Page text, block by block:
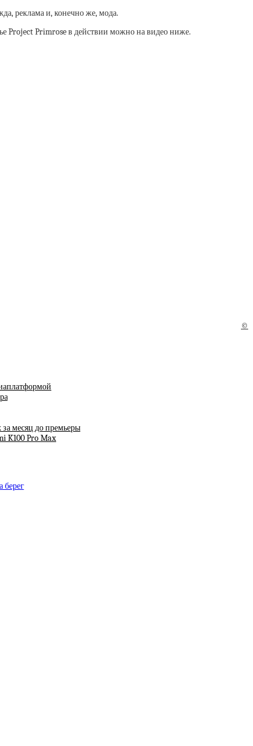
реклама и, конечно же, мода.
Project Primrose в действии можно на видео ниже.
©
месяц до премьеры
K100 Pro Max
берег